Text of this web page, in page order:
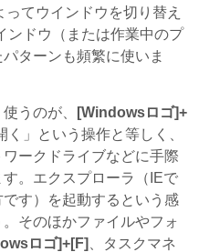
ってウインドウを切り替え
ンドウ（または作業中のプ
ターンも頻繁に使いま
うのが、
[Windowsロゴ]+
」という操作と等しく、
ークドライブなどに手際
。エクスプローラ（IEで
す）を起動するという感
そのほかファイルやフォ
ロゴ]+[F]
、タスクマネ